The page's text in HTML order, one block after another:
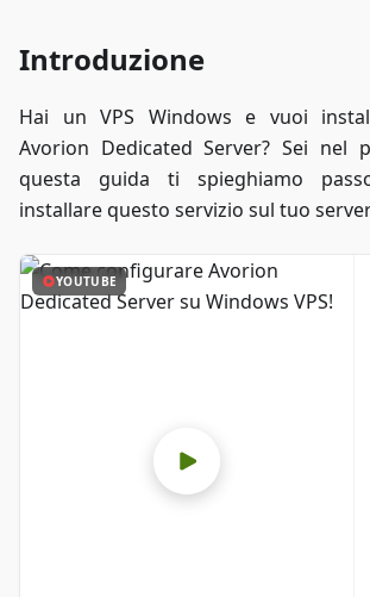
Introduzione
Hai un VPS Windows e vuoi
Avorion Dedicated Server? Sei nel
questa guida ti spieghiamo
installare questo servizio sul tuo
YOUTUBE